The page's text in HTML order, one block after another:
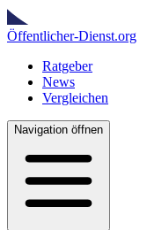
Öffentlicher-Dienst.org
Ratgeber
News
Vergleichen
Navigation öffnen